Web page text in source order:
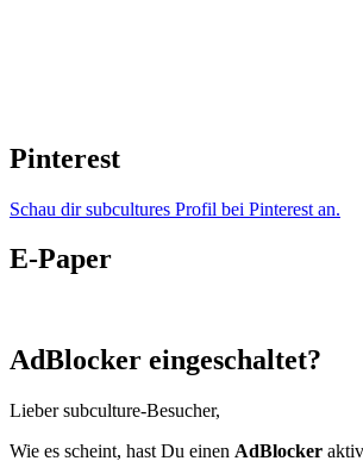
Pinterest
Schau dir subcultures Profil bei Pinterest an.
E-Paper
AdBlocker eingeschaltet?
Lieber subculture-Besucher,
Wie es scheint, hast Du einen AdBlocker